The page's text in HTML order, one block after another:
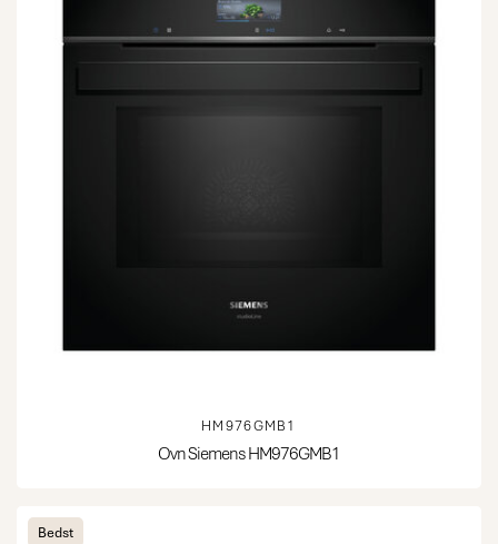
HM976GMB1
Ovn Siemens HM976GMB1
Bedst